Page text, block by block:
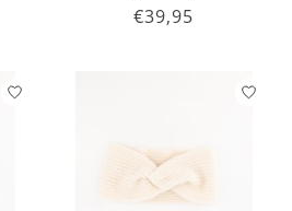
€39,95